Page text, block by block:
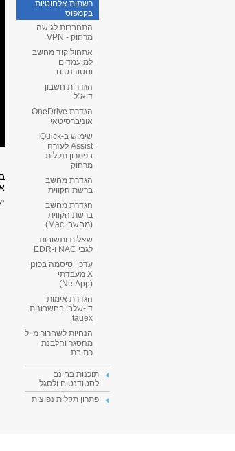
רשתות אלחוטיות
בקמפוס
התחברות לגישה
מרחוק - VPN
אתחול קוד מחשב
למועמדים
וסטודנטים
הגדרות חשבון
דוא"ל
הגדרת OneDrive
אוניברסיטאי
שימוש ב-Quick
Assist לעזרה
בפתרון תקלות
מרחוק
הגדרת מחשב
ברשת הקווית
הגדרת מחשב
ברשת הקווית
(מחשבי Mac)
שאלות ותשובות
לגבי NAC ו-EDR
עדכון סיסמה בכונן
X מעבדתי
(NetApp)
הגדרת אימות
דו-שלבי בחשבונות
tauex
הנחיות לשחרור מייל
מהסגר והלבנת
כתובת
תוכנות בחינם
לסטודנטים ולסגל
פתרון תקלות נפוצות
ישנן 3